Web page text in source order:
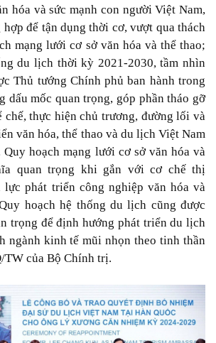
hóa và sức mạnh con người Việt Nam,
hợp để tận dụng thời cơ, vượt qua thách
mạng lưới cơ sở văn hóa và thể thao;
du lịch thời kỳ 2021-2030, tầm nhìn
Thủ tướng Chính phủ ban hành trong
dấu mốc quan trọng, góp phần tháo gỡ
chế, thực hiện chủ trương, đường lối và
văn hóa, thể thao và du lịch Việt Nam
hoạch mạng lưới cơ sở văn hóa và
quan trọng khi gắn với cơ chế thị
lực phát triển công nghiệp văn hóa và
hoạch hệ thống du lịch cũng được
trọng để định hướng phát triển du lịch
ngành kinh tế mũi nhọn theo tinh thần
của Bộ Chính trị.